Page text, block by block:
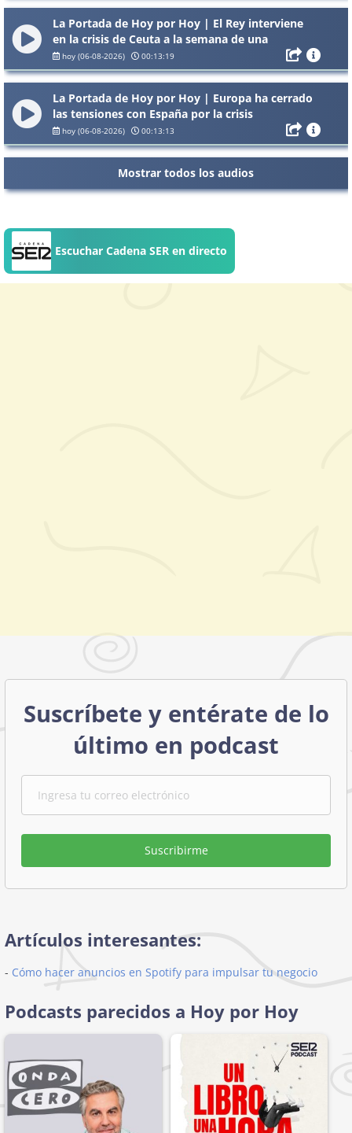
La Portada de Hoy por Hoy | El Rey interviene
en la crisis de Ceuta a la semana de una
avalancha que fractura el tablero político
hoy (06-08-2026) 00:13:19
La Portada de Hoy por Hoy | Europa ha cerrado
las tensiones con España por la crisis
humanitaria de Ceuta
hoy (06-08-2026) 00:13:13
Mostrar todos los audios
Escuchar Cadena SER en directo
Suscríbete y entérate de lo
último en podcast
Suscribirme
Artículos interesantes:
- Cómo hacer anuncios en Spotify para impulsar tu negocio
Podcasts parecidos a Hoy por Hoy